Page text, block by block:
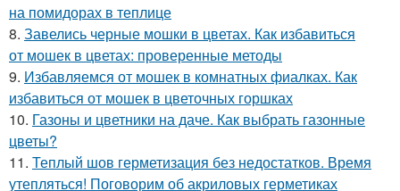
на помидорах в теплице
8. Завелись черные мошки в цветах. Как избавиться
от мошек в цветах: проверенные методы
9. Избавляемся от мошек в комнатных фиалках. Как
избавиться от мошек в цветочных горшках
10. Газоны и цветники на даче. Как выбрать газонные
цветы?
11. Теплый шов герметизация без недостатков. Время
утепляться! Поговорим об акриловых герметиках